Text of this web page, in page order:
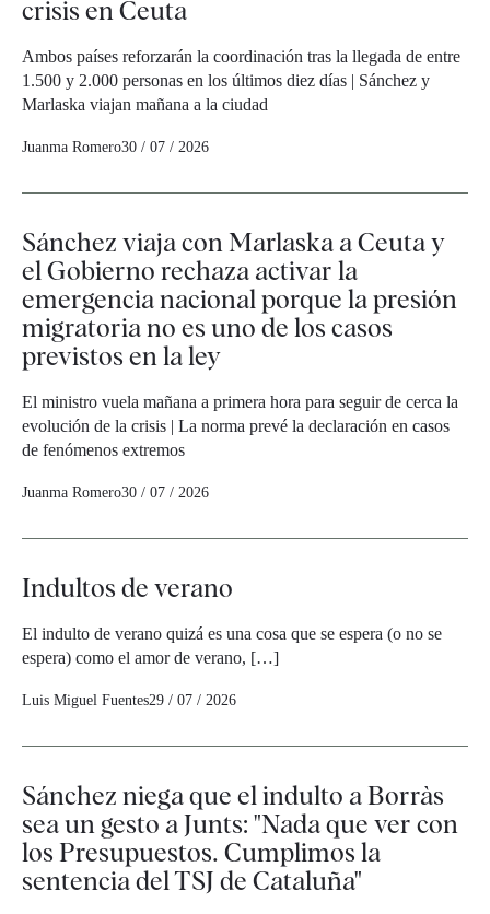
crisis en Ceuta
Ambos países reforzarán la coordinación tras la llegada de entre
1.500 y 2.000 personas en los últimos diez días | Sánchez y
Marlaska viajan mañana a la ciudad
Juanma Romero30 / 07 / 2026
Sánchez viaja con Marlaska a Ceuta y
el Gobierno rechaza activar la
emergencia nacional porque la presión
migratoria no es uno de los casos
previstos en la ley
El ministro vuela mañana a primera hora para seguir de cerca la
evolución de la crisis | La norma prevé la declaración en casos
de fenómenos extremos
Juanma Romero30 / 07 / 2026
Indultos de verano
El indulto de verano quizá es una cosa que se espera (o no se
espera) como el amor de verano, […]
Luis Miguel Fuentes29 / 07 / 2026
Sánchez niega que el indulto a Borràs
sea un gesto a Junts: "Nada que ver con
los Presupuestos. Cumplimos la
sentencia del TSJ de Cataluña"